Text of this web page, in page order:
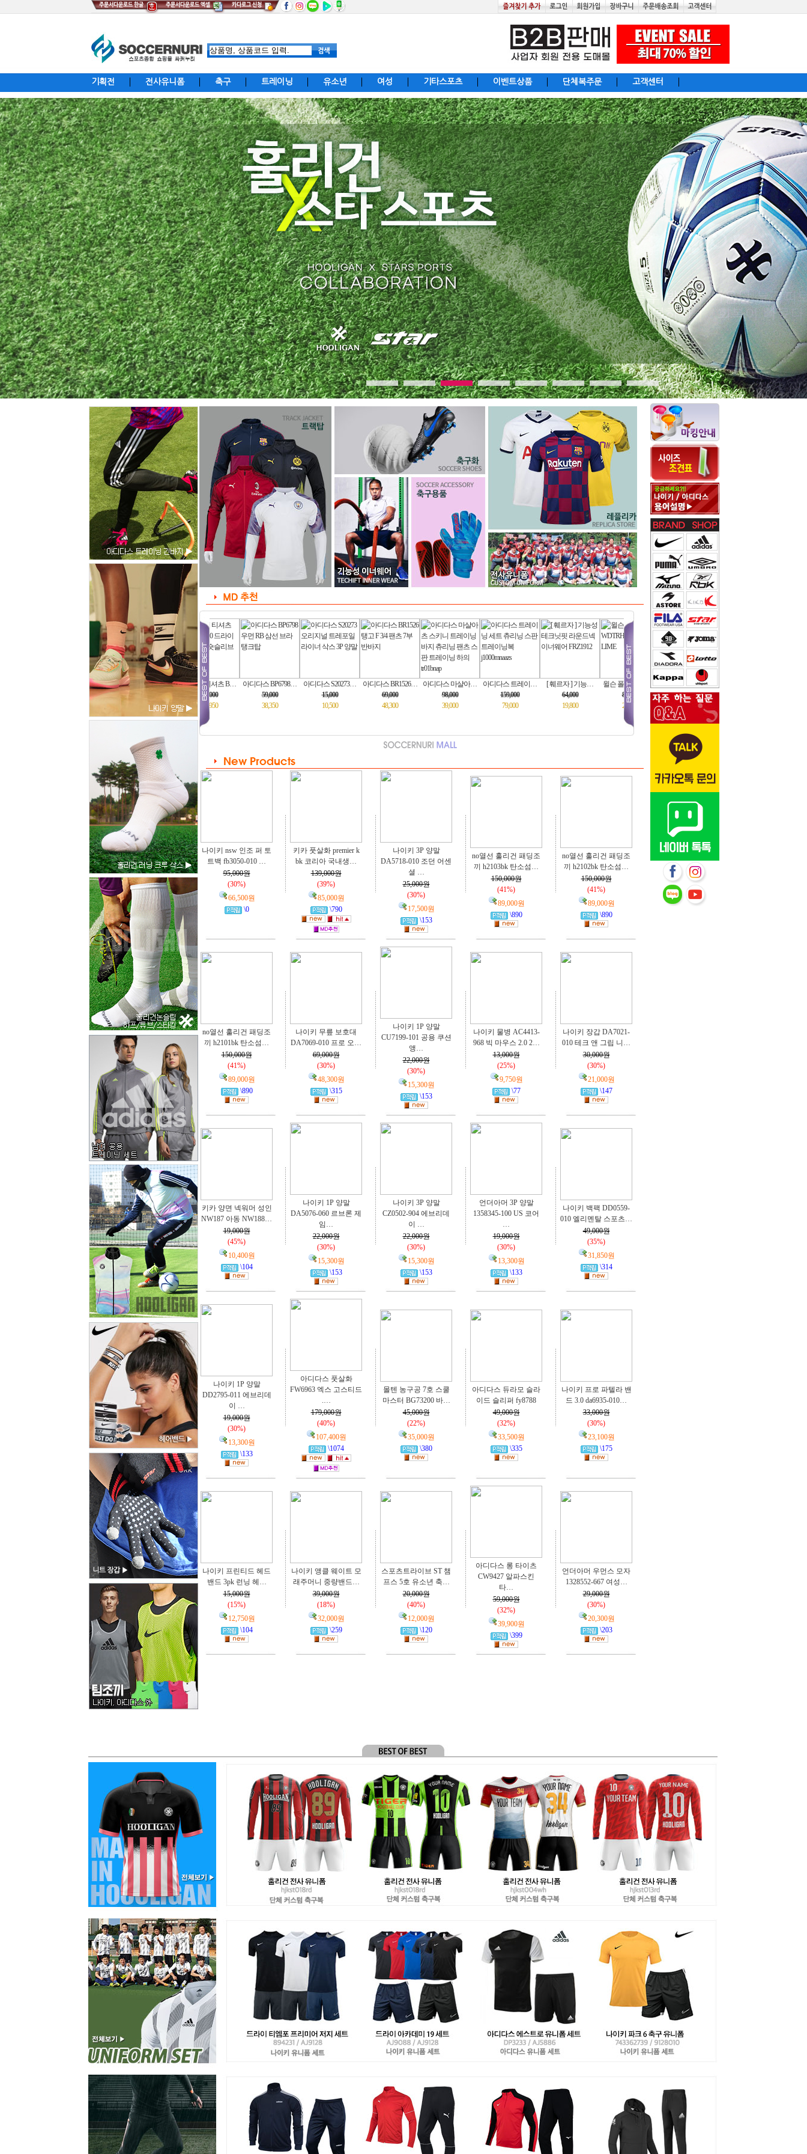
기획전 전사유니폼 축구 트레이닝 유소년 여성 기타스포츠 이벤트상품 단체복주문 고객센터
훌리건 롱패딩 …
159,000
39,000
나이키 티셔츠 B…
29,000
15,950
아디다스 BP6798…
아디다스 S20273…
아디다스 BR1526…
아디다스 마샬아…
아디다스 트레이…
[ 훼르자 ] 기능…
윌슨 폴로티셔츠…
121339408 아식…
139,000
59,000
아디다스 마샬아…
55,000
33,800
나이키 nsw 인조 퍼 토
트백 fb3050-010 …
95,000원
(30%)
66,500원
\0
키카 풋살화 premier k
bk 코리아 국내생…
139,000원
(39%)
85,000원
\790
나이키 3P 양말
DA5718-010 조던 어센
셜 …
25,000원
(30%)
17,500원
\153
no열선 훌리건 패딩조
끼 h2103bk 탄소섬…
150,000원
(41%)
89,000원
\890
no열선 훌리건 패딩조
끼 h2102bk 탄소섬…
150,000원
(41%)
89,000원
\890
no열선 훌리건 패딩조
끼 h2101bk 탄소섬…
150,000원
(41%)
89,000원
\890
나이키 무릎 보호대
DA7069-010 프로 오…
69,000원
(30%)
48,300원
\315
나이키 1P 양말
CU7199-101 공용 쿠션
앵…
22,000원
(30%)
15,300원
\153
나이키 물병 AC4413-
968 빅 마우스 2.0 2…
13,000원
(25%)
9,750원
\77
나이키 장갑 DA7021-
010 테크 앤 그립 니…
30,000원
(30%)
21,000원
\147
키카 양면 넥워머 성인
NW187 아동 NW188…
19,000원
(45%)
10,400원
\104
나이키 1P 양말
DA5076-060 르브론 제
임…
22,000원
(30%)
15,300원
\153
나이키 3P 양말
CZ0502-904 에브리데
이 …
22,000원
(30%)
15,300원
\153
언더아머 3P 양말
1358345-100 US 코어
…
19,000원
(30%)
13,300원
\133
나이키 백팩 DD0559-
010 엘리멘탈 스포츠…
49,000원
(35%)
31,850원
\314
나이키 1P 양말
DD2795-011 에브리데
이 …
19,000원
(30%)
13,300원
\133
아디다스 풋살화
FW6963 엑스 고스티드
.…
179,000원
(40%)
107,400원
\1074
몰텐 농구공 7호 스쿨
마스터 BG73200 바…
45,000원
(22%)
35,000원
\380
아디다스 듀라모 슬라
이드 슬리퍼 fy8788
49,000원
(32%)
33,500원
\335
나이키 프로 파텔라 밴
드 3.0 da6935-010…
33,000원
(30%)
23,100원
\175
나이키 프린티드 헤드
밴드 3pk 런닝 헤…
15,000원
(15%)
12,750원
\104
나이키 앵클 웨이트 모
래주머니 중량밴드…
39,000원
(18%)
32,000원
\259
스포츠트라이브 ST 챔
프스 5호 유소년 축…
20,000원
(40%)
12,000원
\120
아디다스 롱 타이츠
CW9427 알파스킨
타…
59,000원
(32%)
39,900원
\399
언더아머 우먼스 모자
1328552-667 여성…
29,000원
(30%)
20,300원
\203